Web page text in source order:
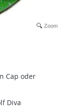
Zoom
Cap oder
Diva